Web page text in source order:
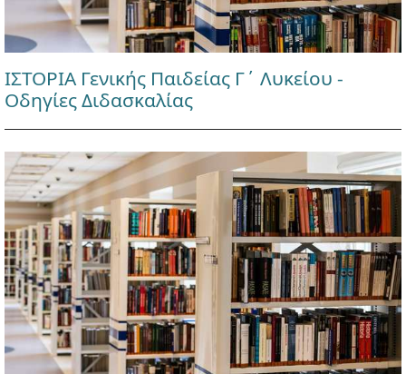
ΙΣΤΟΡΙΑ Γενικής Παιδείας Γ΄ Λυκείου -
Οδηγίες Διδασκαλίας